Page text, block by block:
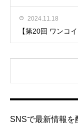
2024.11.18
【第20回 ワンコ
SNSで最新情報を